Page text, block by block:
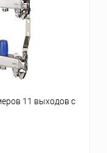
Сравнение
заказ 3-5 дней
11 выходов с